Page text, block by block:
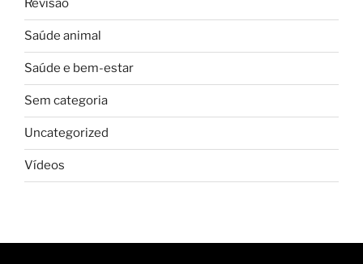
Revisão
Saúde animal
Saúde e bem-estar
Sem categoria
Uncategorized
Vídeos